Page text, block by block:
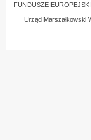
FUNDUSZE
Urząd Marszałkowski